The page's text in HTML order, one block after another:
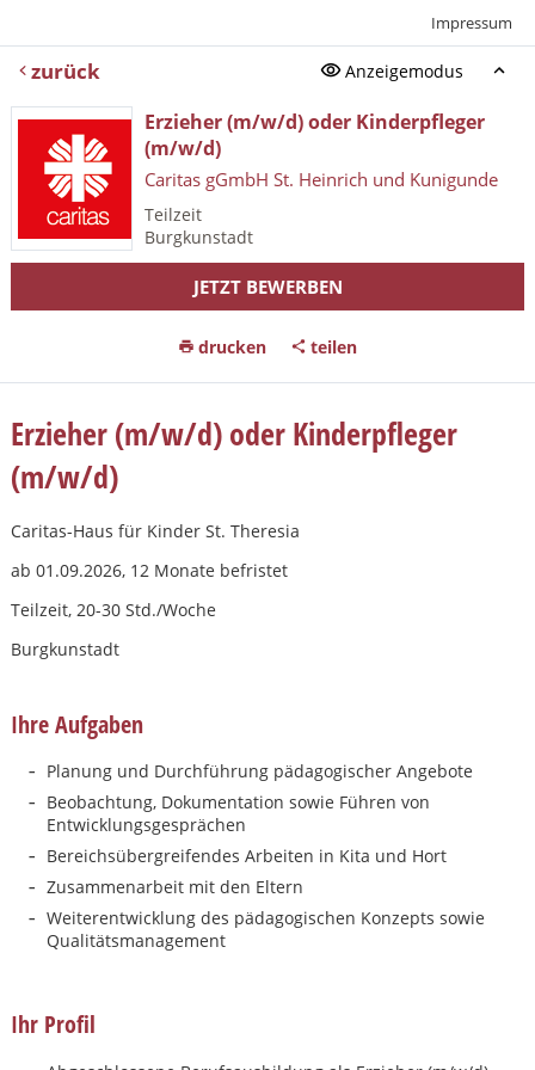
Impressum
zurück Anzeigemodus
Erzieher (m/w/d) oder Kinderpfleger
(m/w/d)
Caritas gGmbH St. Heinrich und Kunigunde
Teilzeit
Burgkunstadt
JETZT BEWERBEN
drucken teilen
Erzieher (m/w/d) oder Kinderpfleger
(m/w/d)
Caritas-Haus für Kinder St. Theresia
ab 01.09.2026, 12 Monate befristet
Teilzeit, 20-30 Std./Woche
Burgkunstadt
Ihre Aufgaben
Planung und Durchführung pädagogischer Angebote
Beobachtung, Dokumentation sowie Führen von
Entwicklungsgesprächen
Bereichsübergreifendes Arbeiten in Kita und Hort
Zusammenarbeit mit den Eltern
Weiterentwicklung des pädagogischen Konzepts sowie
Qualitätsmanagement
Ihr Profil